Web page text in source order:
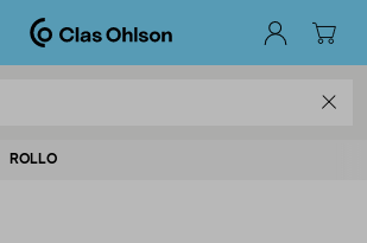
ROLLO